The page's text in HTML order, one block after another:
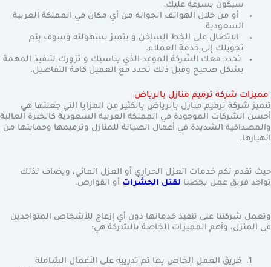
سيكون بسرعة عليك.
أو من خلال الهواتف الجوالة من أي مكان في المملكة العربية
السعودية.
الاتصال على الخط الساخن و يتميز بسهولته وسوف يتم
تحويلك إلى خدمة العملاء.
تحدد معك الشركة الموعد الذي يناسبك و تزورك لتنفيذ المهمة
بشكل صحيح وقبل ذلك تحدد مع العميل كافة التفاصيل.
مميزات شركة ترميم منازل بالرياض
تتميز شركة ترميم منازل بالرياض بالكثير من المزايا التي جعلتها هي
أحسن الشركات الموجودة في المملكة العربية السعودية كالخبرة العالية
والمصداقية الشديدة في أعمال الصيانة للمنازل وترميمها وحمايتها من
انهيارها.
حيث تقدم لكم خدمات العزل الحراري أو العزل المائي، ويضاف لذلك
تواجد فريق عمل يخصنا لقتل الحشرات أو القوارض.
وتعمل شركتنا على تنفيذ خدماتها دون أي إزعاج للأشخاص المتواجدين
في المنزل، وأهم المميزات الخاصة بالشركة هي:
فريق العمل الخاص بها تم تدريبه على الأعمال الشاملة